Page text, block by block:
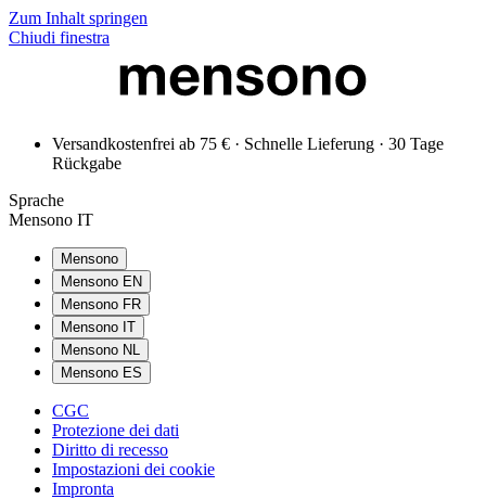
Zum Inhalt springen
Chiudi finestra
Versandkostenfrei ab 75 € · Schnelle Lieferung · 30 Tage
Rückgabe
Sprache
Mensono IT
Mensono
Mensono EN
Mensono FR
Mensono IT
Mensono NL
Mensono ES
CGC
Protezione dei dati
Diritto di recesso
Impostazioni dei cookie
Impronta